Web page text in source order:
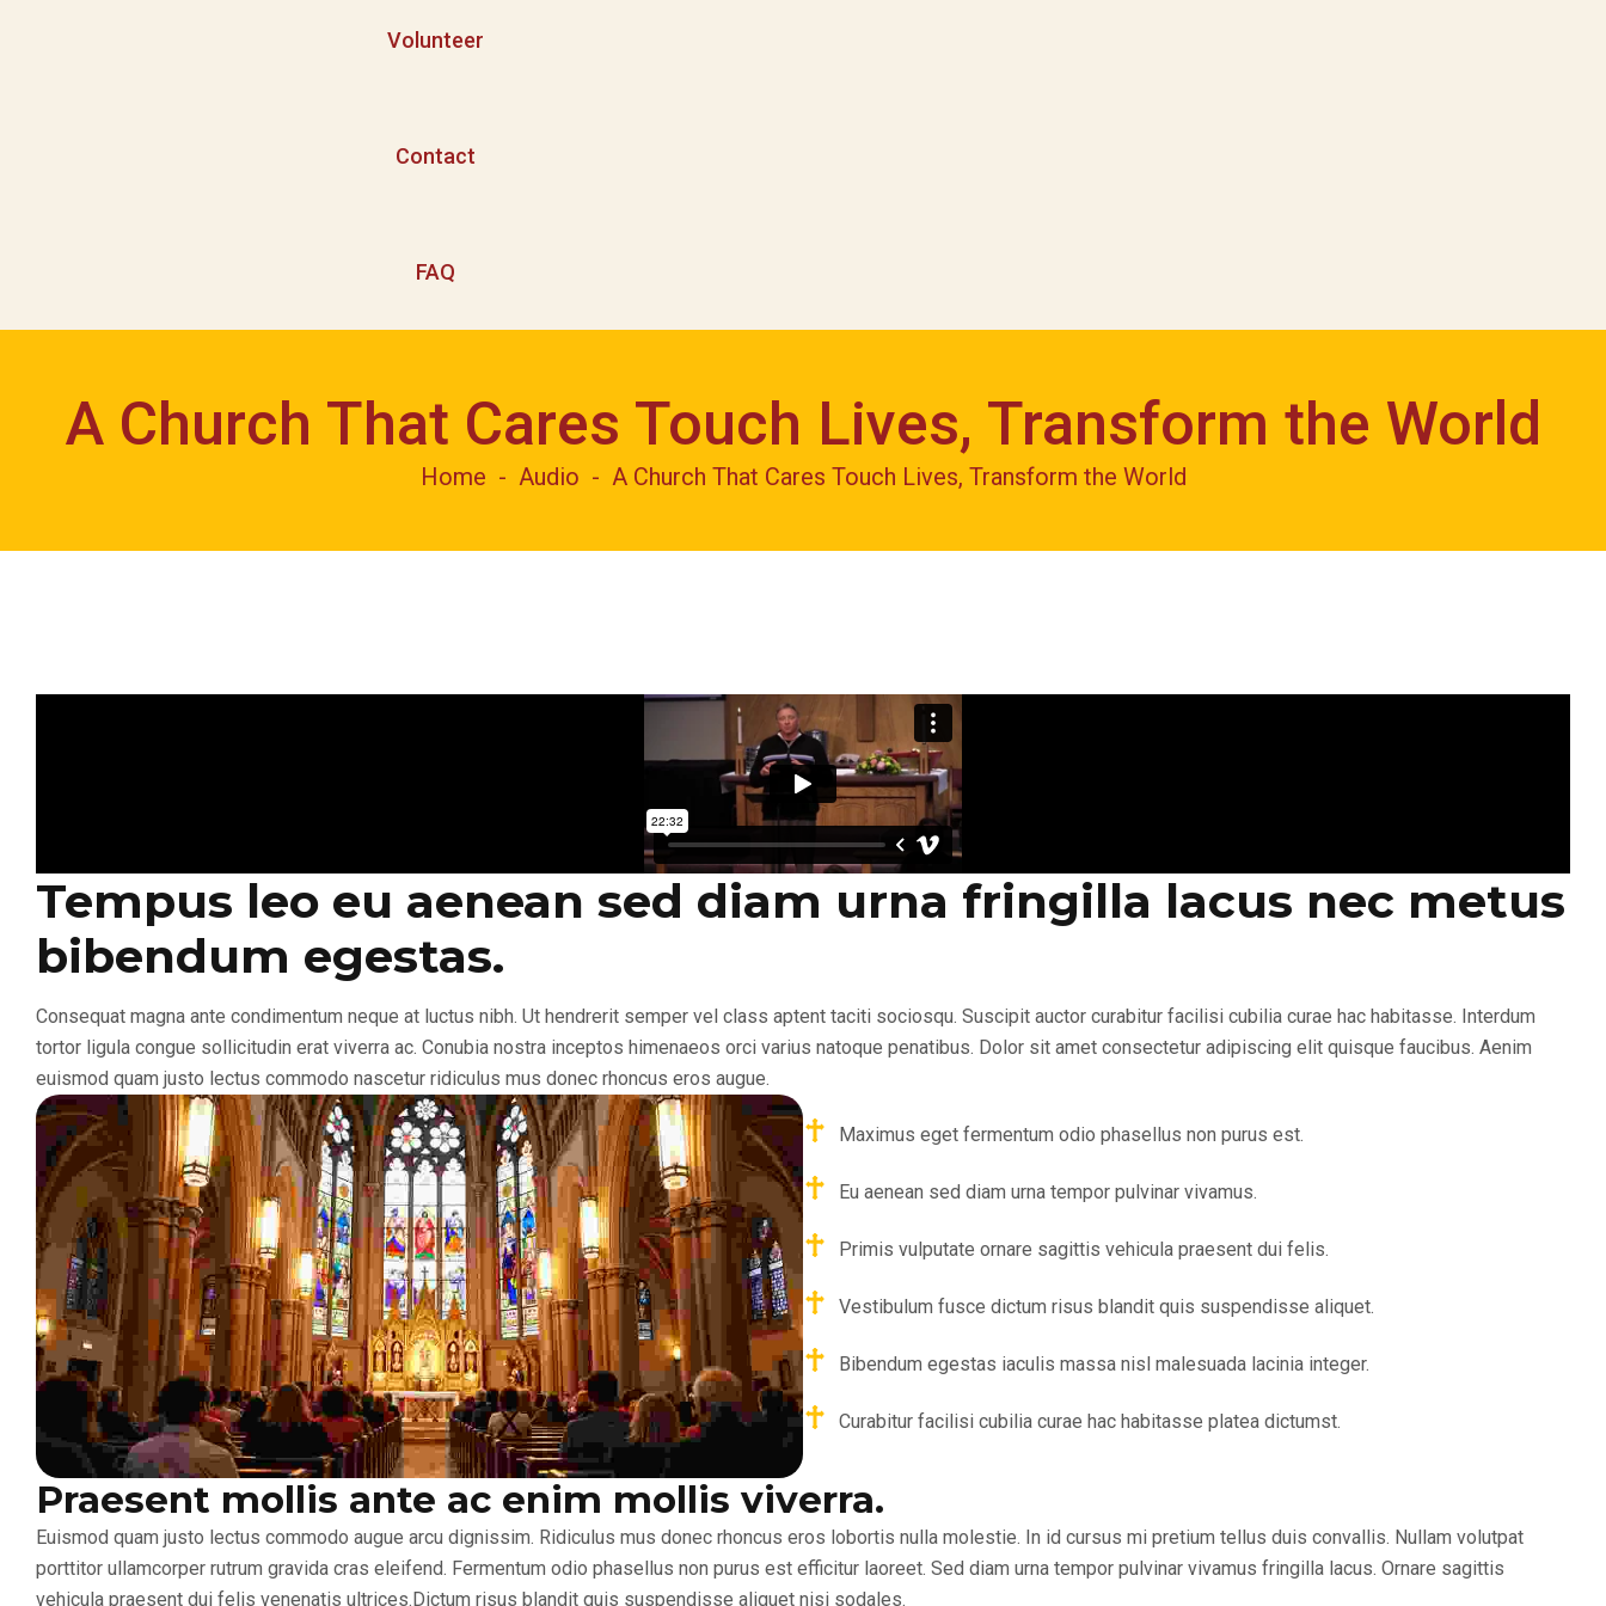
Volunteer
Contact
FAQ
A Church That Cares Touch Lives, Transform the World
Home Audio A Church That Cares Touch Lives, Transform the World
Tempus leo eu aenean sed diam urna fringilla lacus nec metus
bibendum egestas.
Consequat magna ante condimentum neque at luctus nibh. Ut hendrerit semper vel class aptent taciti sociosqu. Suscipit auctor curabitur facilisi cubilia curae hac habitasse. Interdum
tortor ligula congue sollicitudin erat viverra ac. Conubia nostra inceptos himenaeos orci varius natoque penatibus. Dolor sit amet consectetur adipiscing elit quisque faucibus. Aenim
euismod quam justo lectus commodo nascetur ridiculus mus donec rhoncus eros augue.
Maximus eget fermentum odio phasellus non purus est.
Eu aenean sed diam urna tempor pulvinar vivamus.
Primis vulputate ornare sagittis vehicula praesent dui felis.
Vestibulum fusce dictum risus blandit quis suspendisse aliquet.
Bibendum egestas iaculis massa nisl malesuada lacinia integer.
Curabitur facilisi cubilia curae hac habitasse platea dictumst.
Praesent mollis ante ac enim mollis viverra.
Euismod quam justo lectus commodo augue arcu dignissim. Ridiculus mus donec rhoncus eros lobortis nulla molestie. In id cursus mi pretium tellus duis convallis. Nullam volutpat
porttitor ullamcorper rutrum gravida cras eleifend. Fermentum odio phasellus non purus est efficitur laoreet. Sed diam urna tempor pulvinar vivamus fringilla lacus. Ornare sagittis
vehicula praesent dui felis venenatis ultrices.Dictum risus blandit quis suspendisse aliquet nisi sodales.